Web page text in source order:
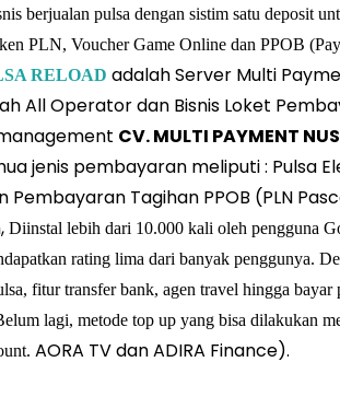
berjualan pulsa dengan sistim satu deposit
PLN, Voucher Game Online dan PPOB
RELOAD adalah Server Multi
All Operator dan Bisnis Loket
CV. MULTI PAYMENT
jenis pembayaran meliputi : Pulsa
Pembayaran Tagihan PPOB (PLN
Diinstal lebih dari 10.000 kali oleh pengguna
rating lima dari banyak penggunya.
fitur transfer bank, agen travel hingga
lagi, metode top up yang bisa dilakukan
AORA TV dan ADIRA Finance).